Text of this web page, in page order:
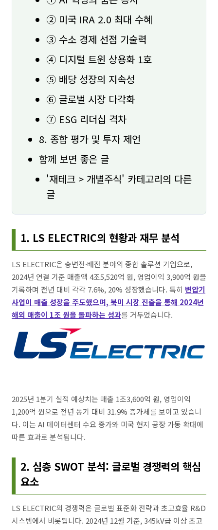
② 미국 IRA 2.0 최대 수혜
③ 수소 경제 선점 기술력
④ 디지털 트윈 상용화 1호
⑤ 배당 성장의 지속성
⑥ 글로벌 시장 다각화
⑦ ESG 리더십 격차
8. 종합 평가 및 투자 제언
함께 보면 좋은 글
'재테크 > 개별주식' 카테고리의 다른
글
1. LS ELECTRIC의 현황과 재무 분석
LS ELECTRIC은 송변전·배전 분야의 종합 솔루션 기업으로,
2024년 연결 기준 매출액 4조5,520억 원, 영업이익 3,900억 원을
기록하며 전년 대비 각각 7.6%, 20% 성장했습니다. 특히 변압기
사업이 매출 성장을 주도했으며, 북미 시장 진출을 통해 2024년
해외 매출이 1조 원을 돌파하는 성과를 거두었습니다.
2025년 1분기 실적 예상치는 매출 1조3,600억 원, 영업이익
1,200억 원으로 전년 동기 대비 31.9% 증가세를 보이고 있습니
다. 이는 AI 데이터센터 수요 증가와 미국 현지 공장 가동 확대에
따른 효과로 분석됩니다.
2. 심층 SWOT 분석: 글로벌 경쟁력의 핵심
요소
LS ELECTRIC의 경쟁력은 글로벌 표준화 전략과 초고효율 R&D
시스템에서 비롯됩니다. 2024년 12월 기준, 345kV급 이상 초고